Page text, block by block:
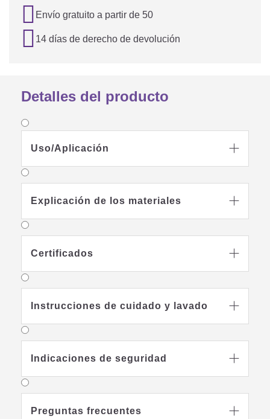
 Envío gratuito a partir de 50
 14 días de derecho de devolución
Detalles del producto
Uso/Aplicación 
Explicación de los materiales 
Certificados 
Instrucciones de cuidado y lavado 
Indicaciones de seguridad 
Preguntas frecuentes 